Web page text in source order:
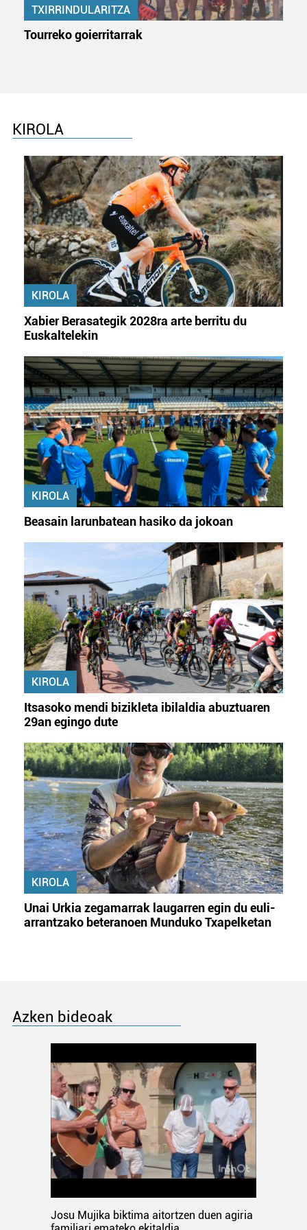
TXIRRINDULARITZA
Tourreko goierritarrak
KIROLA
KIROLA
Xabier Berasategik 2028ra arte berritu du
Euskaltelekin
KIROLA
Beasain larunbatean hasiko da jokoan
KIROLA
Itsasoko mendi bizikleta ibilaldia abuztuaren
29an egingo dute
KIROLA
Unai Urkia zegamarrak laugarren egin du euli-
arrantzako beteranoen Munduko Txapelketan
Azken bideoak
Josu Mujika biktima aitortzen duen agiria